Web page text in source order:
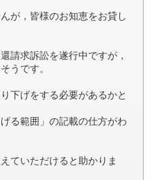
が，皆様のお知恵をお貸し
請求訴訟を遂行中ですが，
うです。
下げをする必要があるかと
る範囲」の記載の仕方がわ
ていただけると助かりま